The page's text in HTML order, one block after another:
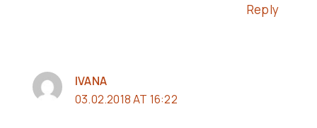
Reply
IVANA
03.02.2018 AT 16:22